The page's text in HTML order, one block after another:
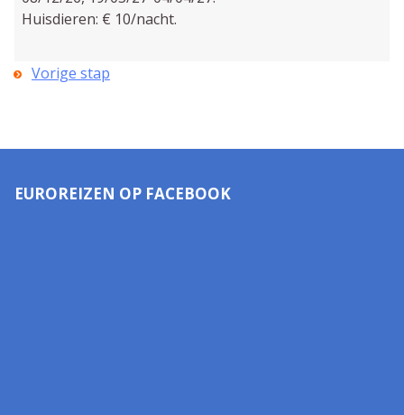
Huisdieren: € 10/nacht.
Vorige stap